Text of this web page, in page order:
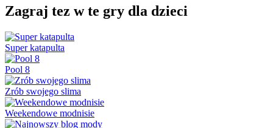
Zagraj tez w te gry dla dzieci
Super katapulta
Pool 8
Zrób swojego slima
Weekendowe modnisie